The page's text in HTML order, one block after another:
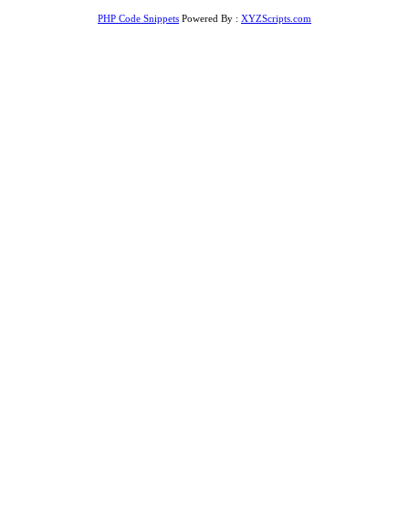
PHP Code Snippets Powered By : XYZScripts.com